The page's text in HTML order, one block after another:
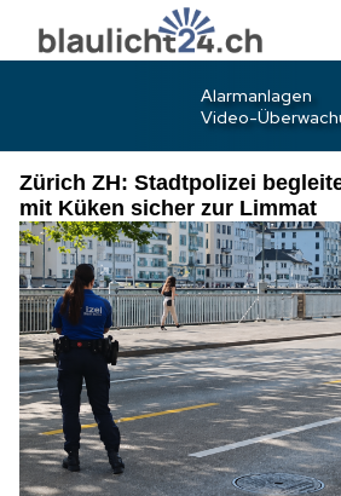
Zürich ZH: Stadtpolizei
mit Küken sicher zur Limmat